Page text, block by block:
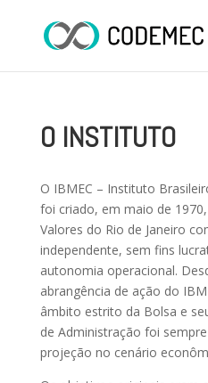
O INSTITUTO
O IBMEC – Instituto
foi criado, em maio de
Valores do Rio de Janeiro
independente, sem fins
autonomia operacional.
abrangência de ação do
âmbito estrito da Bolsa e
de Administração foi
projeção no cenário